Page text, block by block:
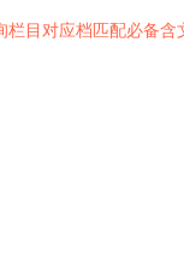
目对应档匹配必备